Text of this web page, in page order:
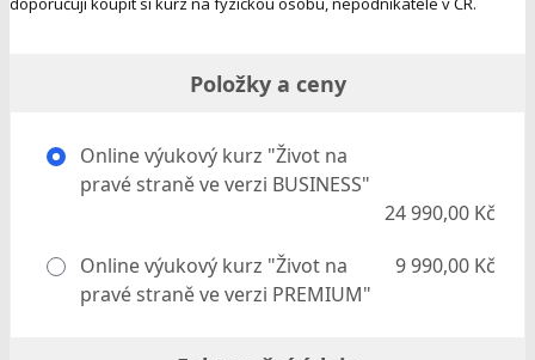
Položky a ceny
Online výukový kurz "Život na
pravé straně ve verzi BUSINESS"
24 990,00 Kč
Online výukový kurz "Život na
pravé straně ve verzi PREMIUM"
9 990,00 Kč